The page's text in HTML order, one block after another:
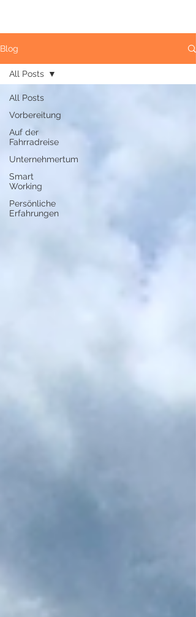
Blog
All Posts
Vorbereitung
Auf der
Fahrradreise
Unternehmertum
Smart
Working
Persönliche
Erfahrungen
All Posts